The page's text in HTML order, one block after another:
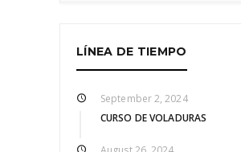
LÍNEA DE TIEMPO
September 2, 2024
CURSO DE VOLADURAS